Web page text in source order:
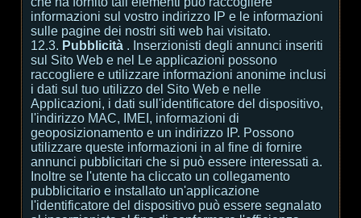
informazioni sul vostro indirizzo IP e le informazioni
sulle pagine dei nostri siti web hai visitato.
12.3. Pubblicità . Inserzionisti degli annunci inseriti
sul Sito Web e nel Le applicazioni possono
raccogliere e utilizzare informazioni anonime inclusi
i dati sul tuo utilizzo del Sito Web e nelle
Applicazioni, i dati sull'identificatore del dispositivo,
l'indirizzo MAC, IMEI, informazioni di
geoposizionamento e un indirizzo IP. Possono
utilizzare queste informazioni in al fine di fornire
annunci pubblicitari che si può essere interessati a.
Inoltre se l'utente ha cliccato un collegamento
pubblicitario e installato un'applicazione
l'identificatore del dispositivo può essere segnalato